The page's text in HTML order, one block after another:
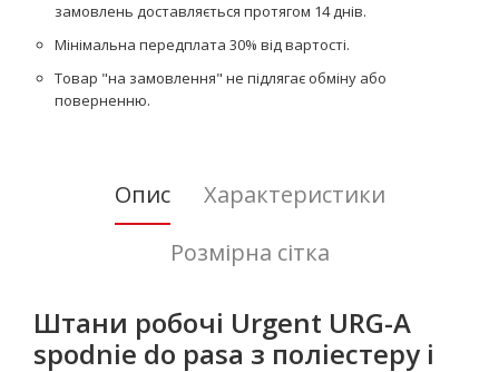
замовлень доставляється протягом 14 днів.
Мінімальна передплата 30% від вартості.
Товар "на замовлення" не підлягає обміну або
поверненню.
Опис
Характеристики
Розмірна сітка
Штани робочі Urgent URG-A
spodnie do pasa з поліестеру і